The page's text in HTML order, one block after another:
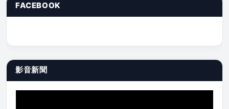
FACEBOOK
影音新聞